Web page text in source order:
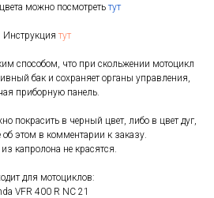
можно посмотреть тут
Инструкция тут
способом, что при скольжении мотоцикл
бак и сохраняет органы управления,
приборную панель.
покрасить в черный цвет, либо в цвет дуг,
об этом в комментарии к заказу.
капролона не красятся.
для мотоциклов:
VFR 400 R NC 21